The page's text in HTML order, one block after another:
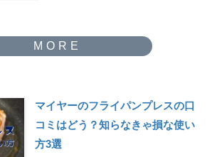
マイヤーのフライパンプレスの口
コミはどう？知らなきゃ損な使い
方3選